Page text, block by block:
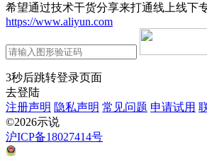
希望通过技术干货分享来打通线上线下
https://www.aliyun.com
3秒后跳转登录页面
去登陆
注册声明 隐私声明 常见问题 申请试用
©2026示说
沪ICP备18027414号